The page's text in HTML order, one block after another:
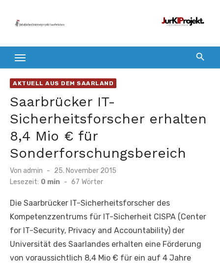
Inhalt
AKTUELL AUS DEM SAARLAND
Saarbrücker IT-
Sicherheitsforscher erhalten
8,4 Mio € für
Sonderforschungsbereich
Von admin
Veröffentlicht
am
25. November 2015
Lesezeit: 0 min - 67 Wörter
Die Saarbrücker IT-Sicherheitsforscher des
Kompetenzzentrums für IT-Sicherheit CISPA (Center
for IT-Security, Privacy and Accountability) der
Universität des Saarlandes erhalten eine Förderung
von voraussichtlich 8,4 Mio € für ein auf 4 Jahre